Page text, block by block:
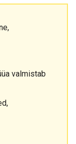
valmistab